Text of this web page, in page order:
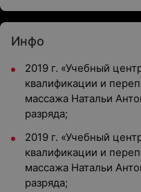
Инфо
2019 г. «Учебный
квалификации и
массажа Натальи
разряда;
2019 г. «Учебный
квалификации и
массажа Натальи
разряда;